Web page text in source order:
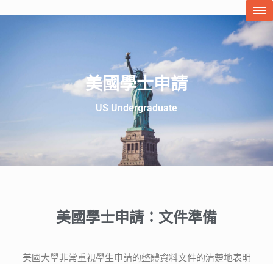
美國學士申請
US Undergraduate
美國學士申請：文件準備
美國大學非常重視學生申請的整體資料文件的清楚地表明